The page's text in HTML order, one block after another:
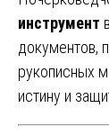
инструмент
документов,
рукописных
истину и